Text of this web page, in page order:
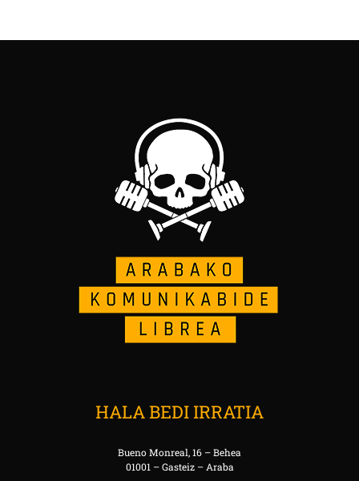
HALA BEDI IRRATIA
Bueno Monreal, 16 – Behea
01001 – Gasteiz – Araba